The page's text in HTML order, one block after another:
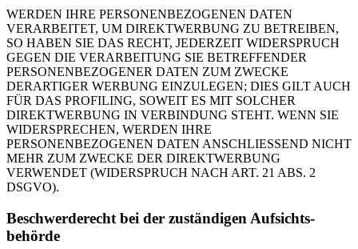
WERDEN IHRE PERSONENBEZOGENEN DATEN
VERARBEITET, UM DIREKTWERBUNG ZU BETREIBEN,
SO HABEN SIE DAS RECHT, JEDERZEIT WIDERSPRUCH
GEGEN DIE VERARBEITUNG SIE BETREFFENDER
PERSONENBEZOGENER DATEN ZUM ZWECKE
DERARTIGER WERBUNG EINZULEGEN; DIES GILT AUCH
FÜR DAS PROFILING, SOWEIT ES MIT SOLCHER
DIREKTWERBUNG IN VERBINDUNG STEHT. WENN SIE
WIDERSPRECHEN, WERDEN IHRE
PERSONENBEZOGENEN DATEN ANSCHLIESSEND NICHT
MEHR ZUM ZWECKE DER DIREKTWERBUNG
VERWENDET (WIDERSPRUCH NACH ART. 21 ABS. 2
DSGVO).
Beschwerde­recht bei der zuständigen Aufsichts­
behörde